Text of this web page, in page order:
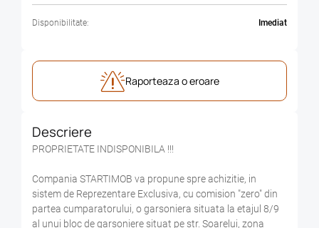
Disponibilitate: Imediat
Raporteaza o eroare
Descriere
PROPRIETATE INDISPONIBILA !!!
Compania STARTIMOB va propune spre achizitie, in
sistem de Reprezentare Exclusiva, cu comision "zero" din
partea cumparatorului, o garsoniera situata la etajul 8/9
al unui bloc de garsoniere situat pe str. Soarelui, zona